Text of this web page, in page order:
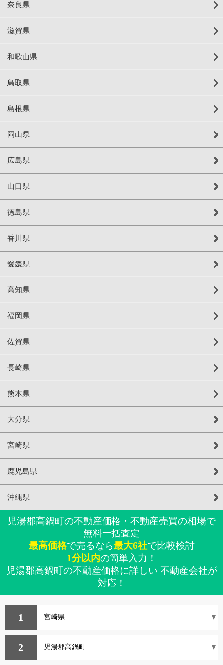
奈良県
滋賀県
和歌山県
鳥取県
島根県
岡山県
広島県
山口県
徳島県
香川県
愛媛県
高知県
福岡県
佐賀県
長崎県
熊本県
大分県
宮崎県
鹿児島県
沖縄県
児湯郡高鍋町の不動産価格・不動産売買の相場で
無料一括査定
最高価格で売るなら最大6社で比較検討
1分以内の簡単入力！
児湯郡高鍋町の不動産価格に詳しい 不動産会社が
対応！
1
2